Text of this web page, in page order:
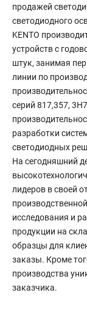
продажей
светодиодного
KENTO
устройств с
штук, занимая
линии по
серий 817,357,
разработки
светодиодных
На сегодняшний
лидеров в своей
исследования и
продукции на
образцы для
заказы. Кроме
производства
заказчика.